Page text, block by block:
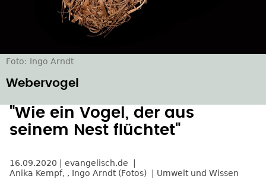
Foto: Ingo Arndt
Webervogel
"Wie ein Vogel, der aus
seinem Nest flüchtet"
16.09.2020
evangelisch.de
Anika Kempf, , Ingo Arndt (Fotos) Umwelt und Wissen